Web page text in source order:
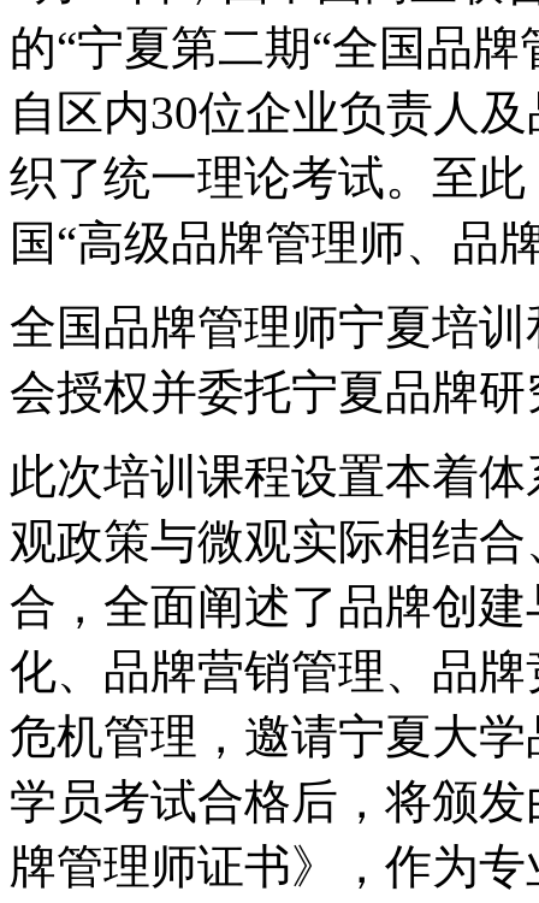
的“宁夏第二期“全国品
自区内30位企业负责人
织了统一理论考试。至
国“高级品牌管理师、品
全国品牌管理师宁夏培
会授权并委托宁夏品牌
此次培训课程设置本着
观政策与微观实际相结
合，全面阐述了品牌创
化、品牌营销管理、品
危机管理，邀请宁夏大
学员考试合格后，将颁
牌管理师证书》，作为